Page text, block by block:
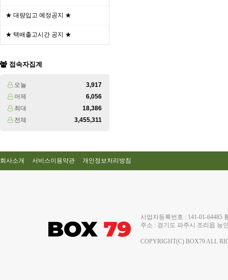
★ 대량입고 예정공지 ★
★ 택배출고시간 공지 ★
접속자집계
오늘
3,917
어제
6,056
최대
18,386
전체
3,455,311
회사소개 서비스이용약관 개인정보처리방침
사업자등록번호 : 141-01-
주소 : 경기도 파주시 조리읍 능
COPYRIGHT(C) BOX79 ALL